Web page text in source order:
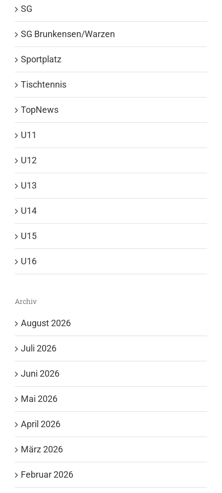
SG
SG Brunkensen/Warzen
Sportplatz
Tischtennis
TopNews
U11
U12
U13
U14
U15
U16
Archiv
August 2026
Juli 2026
Juni 2026
Mai 2026
April 2026
März 2026
Februar 2026